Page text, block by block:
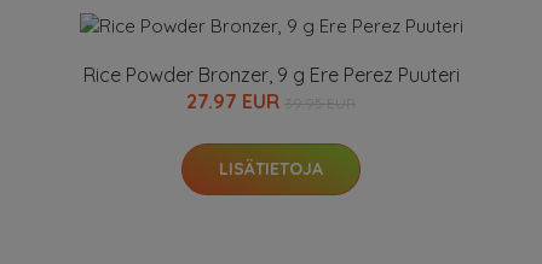
Rice Powder Bronzer, 9 g Ere Perez Puuteri
27.97 EUR
LISÄTIETOJA